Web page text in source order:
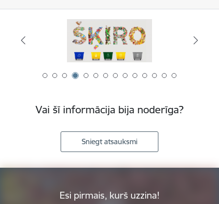
Vai šī informācija bija noderīga?
Sniegt atsauksmi
Esi pirmais, kurš uzzina!